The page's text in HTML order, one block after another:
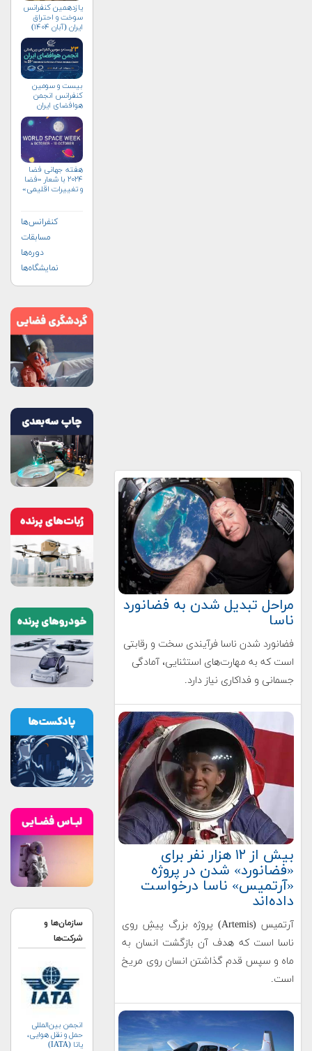
مراحل تبدیل شدن به فضانورد
ناسا
فضانورد شدن ناسا فرآیندی سخت و رقابتی
است که به مهارت‌های استثنایی، آمادگی
جسمانی و فداکاری نیاز دارد.
بیش از ۱۲ هزار نفر برای
«فضانورد» شدن در پروژه
«آرتمیس» ناسا درخواست
داده‌اند
آرتمیس (Artemis) پروژه بزرگ پیشِ روی
ناسا است که هدف آن بازگشت انسان به
ماه و سپس قدم گذاشتن انسان روی مریخ
است.
یازدهمین کنفرانس
سوخت و احتراق
ایران (آبان‌ ۱۴۰۴)
بیست و سومین
کنفرانس انجمن
هوافضای ايران
هفته جهانی فضا
۲۰۲۴ با شعار «فضا
و تغییرات اقلیمی»
کنفرانس‌ها
مسابقات
دوره‌ها
نمایشگاه‌ها
سازمان‌ها و
شرکت‌ها
انجمن بین‌المللی
حمل و نقل هوایی،
یاتا (IATA)